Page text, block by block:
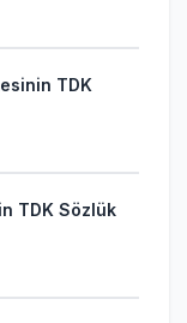
TDK
TDK Sözlük